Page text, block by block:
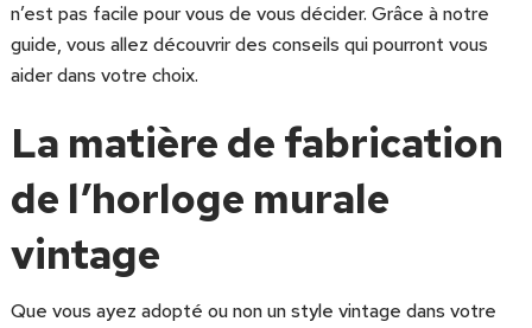
n’est pas facile pour vous de vous décider. Grâce à notre
guide, vous allez découvrir des conseils qui pourront vous
aider dans votre choix.
La matière de fabrication
de l’horloge murale
vintage
Que vous ayez adopté ou non un style vintage dans votre